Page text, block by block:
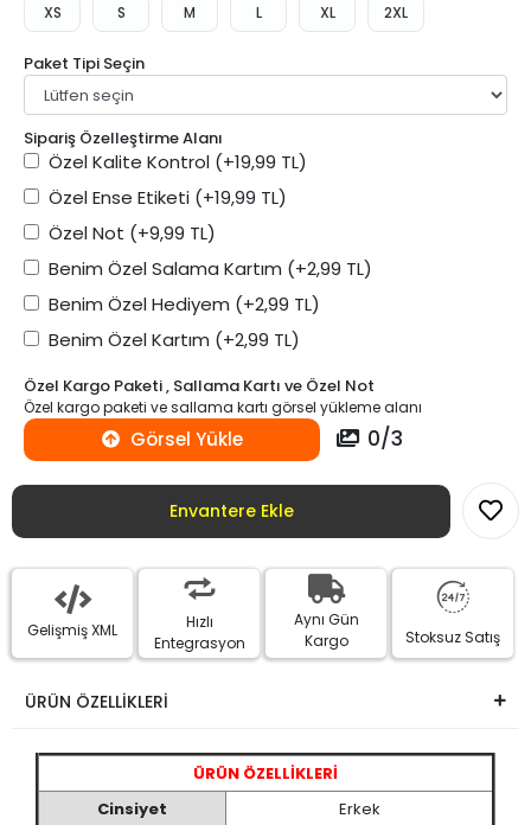
XS S M L XL 2XL
Paket Tipi Seçin
Sipariş Özelleştirme Alanı
Özel Kalite Kontrol (+19,99 TL)
Özel Ense Etiketi (+19,99 TL)
Özel Not (+9,99 TL)
Benim Özel Salama Kartım (+2,99 TL)
Benim Özel Hediyem (+2,99 TL)
Benim Özel Kartım (+2,99 TL)
Özel Kargo Paketi , Sallama Kartı ve Özel Not
Özel kargo paketi ve sallama kartı görsel yükleme alanı
Görsel Yükle 0/3
Envantere Ekle
Gelişmiş XML
Hızlı
Entegrasyon
Aynı Gün
Kargo
Stoksuz Satış
ÜRÜN ÖZELLİKLERİ
ÜRÜN ÖZELLİKLERİ
Cinsiyet
Erkek